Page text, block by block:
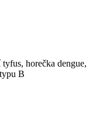
horečka dengue,
B